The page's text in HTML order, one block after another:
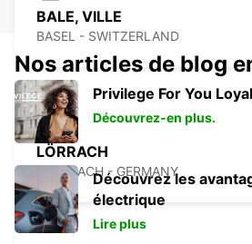
BALE, VILLE
BASEL - SWITZERLAND
LÖRRACH
LOERRACH - GERMANY
Nos articles de blog
Privilege For You
Découvrez-en plus.
Découvrez les
électrique
Lire plus